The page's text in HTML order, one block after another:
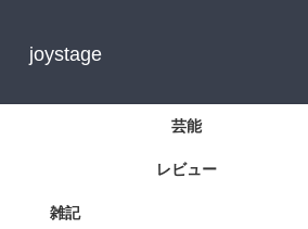
joystage
芸能
レビュー
雑記